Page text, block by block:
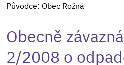
Původce: Obec Rožná
Obecně
2/2008 o